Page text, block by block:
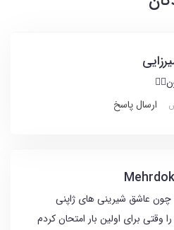
ارسال پاسخ
چون عاشق شیرینی های ژاپنی
برای اولین بار امتحان کردم